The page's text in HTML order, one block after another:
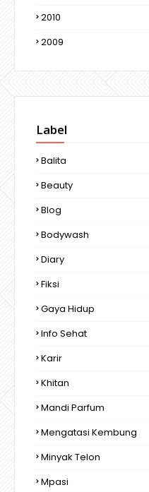
2010
2009
Label
Balita
Beauty
Blog
Bodywash
Diary
Fiksi
Gaya Hidup
Info Sehat
Karir
Khitan
Mandi Parfum
Mengatasi Kembung
Minyak Telon
Mpasi